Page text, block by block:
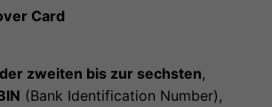
Card
zweiten bis zur sechsten,
(Bank Identification Number),